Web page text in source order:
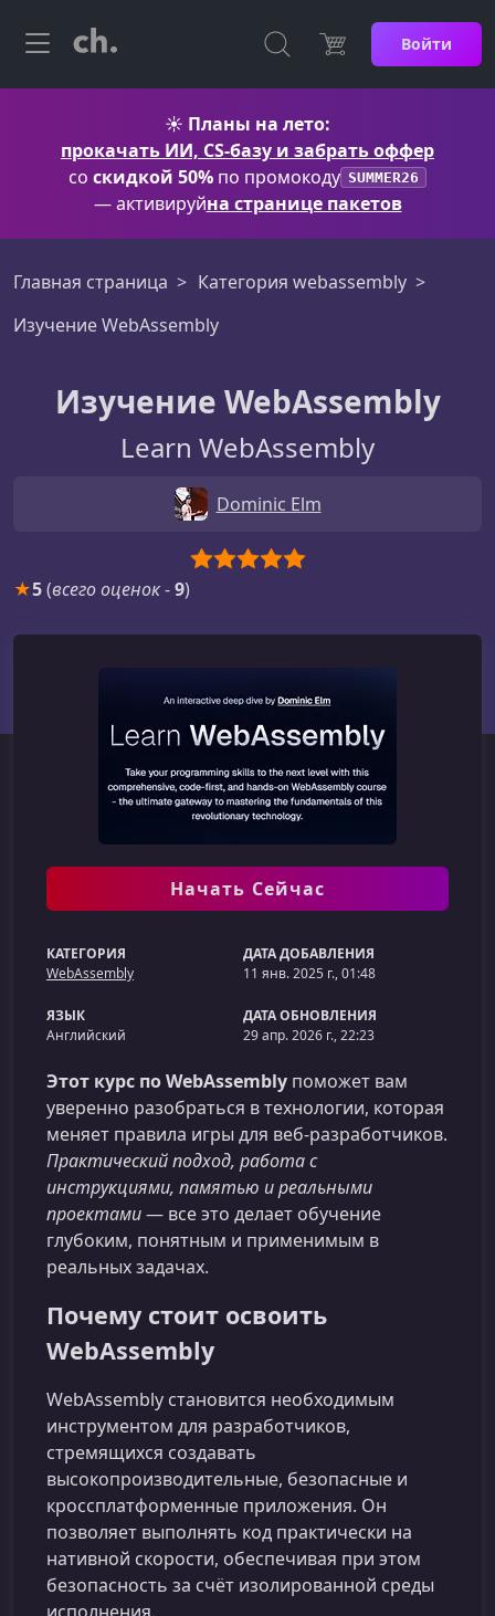
Войти
☀️ Планы на лето:
прокачать ИИ, CS-базу и забрать оффер
со скидкой 50% по промокоду SUMMER26
— активируйна странице пакетов
Главная страница
Категория webassembly
Изучение WebAssembly
Изучение WebAssembly
Learn WebAssembly
Dominic Elm
★5(всего оценок-9)
Начать Сейчас
КАТЕГОРИЯ
WebAssembly
ДАТА ДОБАВЛЕНИЯ
11 янв. 2025 г., 01:48
ЯЗЫК
Английский
ДАТА ОБНОВЛЕНИЯ
29 апр. 2026 г., 22:23
Этот курс по WebAssembly поможет вам
уверенно разобраться в технологии, которая
меняет правила игры для веб‑разработчиков.
Практический подход, работа с
инструкциями, памятью и реальными
проектами— все это делает обучение
глубоким, понятным и применимым в
реальных задачах.
Почему стоит освоить
WebAssembly
WebAssembly становится необходимым
инструментом для разработчиков,
стремящихся создавать
высокопроизводительные, безопасные и
кроссплатформенные приложения. Он
позволяет выполнять код практически на
нативной скорости, обеспечивая при этом
безопасность за счёт изолированной среды